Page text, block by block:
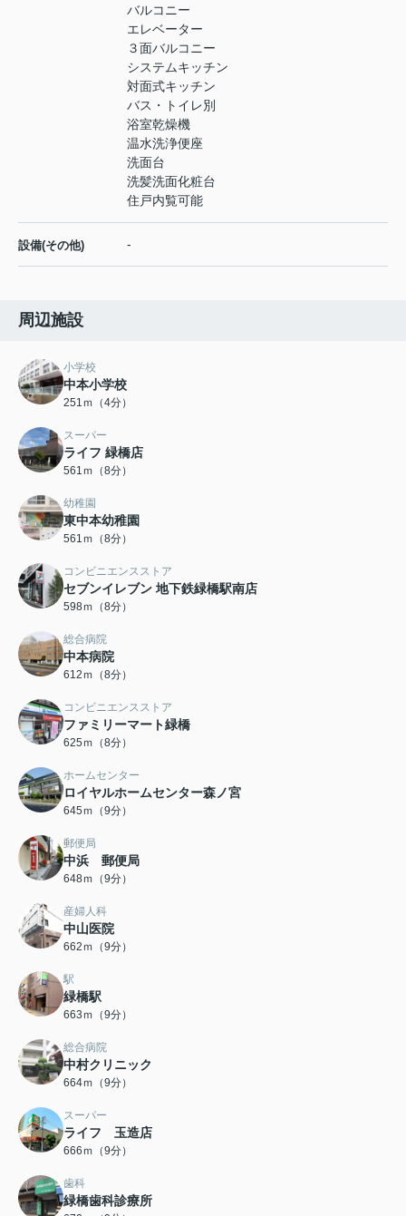
バルコニー
エレベーター
３面バルコニー
システムキッチン
対面式キッチン
バス・トイレ別
浴室乾燥機
温水洗浄便座
洗面台
洗髪洗面化粧台
住戸内覧可能
設備(その他) -
周辺施設
小学校
中本小学校
251ｍ（4分）
スーパー
ライフ 緑橋店
561ｍ（8分）
幼稚園
東中本幼稚園
561ｍ（8分）
コンビニエンスストア
セブンイレブン 地下鉄緑橋駅南店
598ｍ（8分）
総合病院
中本病院
612ｍ（8分）
コンビニエンスストア
ファミリーマート緑橋
625ｍ（8分）
ホームセンター
ロイヤルホームセンター森ノ宮
645ｍ（9分）
郵便局
中浜 郵便局
648ｍ（9分）
産婦人科
中山医院
662ｍ（9分）
駅
緑橋駅
663ｍ（9分）
総合病院
中村クリニック
664ｍ（9分）
スーパー
ライフ 玉造店
666ｍ（9分）
歯科
緑橋歯科診療所